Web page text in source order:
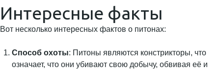
Интересные факты
Вот несколько интересных фактов о питонах:
Способ охоты: Питоны являются констрикторы, что
означает, что они убивают свою добычу, обвивая её и